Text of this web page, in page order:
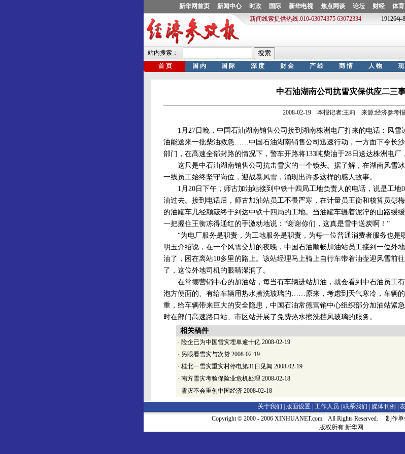
中石油湖南公司抗雪灾保供应二三
2008-02-19 本报记者:王莉 来源:经济参考报
1月27日晚，中国石油湖南销售公司接到湖南株洲电厂打来的电话：风雪
油能送来一批柴油救急……中国石油湖南销售公司迅速行动，一方面下令长
部门，在高速全部封路的情况下，警车开路将133吨柴油于28日送达株洲电厂
这只是中石油湖南销售公司抗击雪灾的一个镜头。据了解，在湖南风雪冰
一线员工始终坚守岗位，迎战暴风雪，涌现出许多这样的感人故事。
1月20日下午，师古加油站接到中铁十四局工地负责人的电话，说是工地
油过去。接到电话后，师古加油站员工不畏严寒，在计量员王衡和核算员彭
的油罐车几经颠簸终于到达中铁十四局的工地。当油罐车辗着泥泞的山路缓
一把握住王衡冻得通红的手激动地说：“谢谢你们，这真是雪中送炭啊！”
“为电厂服务是职责，为工地服务是职责，为每一位普通消费者服务也是
明玉介绍说，在一个风雪交加的夜晚，中国石油顺畅加油站员工接到一位外
油了，困在离站10多里的路上。该站经理马上骑上自行车带着油壶迎风雪前
了，这位外地司机的眼睛湿润了。
在常德营销中心的加油站，每当有车辆进站加油，就会看到中石油员工
泡方便面的、有给车辆用热水擦洗玻璃的……原来，考虑到天气寒冷，车辆
重，给车辆带来巨大的安全隐患，中国石油常德营销中心组织部分加油站紧
时在部门高速路口站、市区站开展了免费热水擦洗挡风玻璃的服务。
相关稿件
· 险企已为中国雪灾埋单逾十亿 2008-02-19
· 另眼看雪灾与次贷 2008-02-19
· 桂北一雪灾重灾村停电第31日见闻 2008-02-19
· 南方雪灾考验保险业危机处理 2008-02-18
· 雪灾不会重创中国经济 2008-02-18
关于我们 | 版面设置 工作人员 联系我们 媒体刊例
Copyright © 2000 - 2006 XINHUANET.com All Rights Reserved. 制作
版权所有 新华网